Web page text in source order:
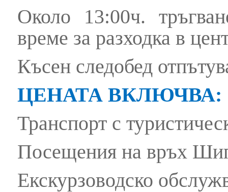
Около 13:00ч.
време за разходка в
Късен следобед
ЦЕНАТА ВКЛЮЧВА:
Транспорт с
Посещения на връх
Екскурзоводско